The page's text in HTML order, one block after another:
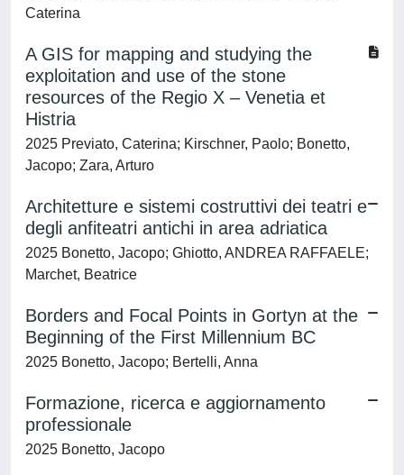
Caterina
A GIS for mapping and studying the
exploitation and use of the stone
resources of the Regio X – Venetia et
Histria
2025 Previato, Caterina; Kirschner, Paolo; Bonetto,
Jacopo; Zara, Arturo
Architetture e sistemi costruttivi dei teatri e
degli anfiteatri antichi in area adriatica
2025 Bonetto, Jacopo; Ghiotto, ANDREA RAFFAELE;
Marchet, Beatrice
Borders and Focal Points in Gortyn at the
Beginning of the First Millennium BC
2025 Bonetto, Jacopo; Bertelli, Anna
Formazione, ricerca e aggiornamento
professionale
2025 Bonetto, Jacopo